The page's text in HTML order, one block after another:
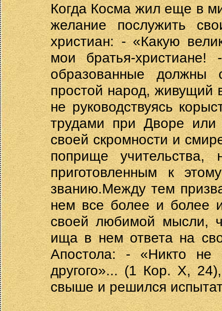
Когда Косма жил еще в
желание послужить
христиан: - «Какую
мои братья-
образованные должны
простой народ, живущий
не руководствуясь
трудами при Дворе
своей скромности и
поприще
приготовленным к
званию.Между тем
нем все более и более
своей любимой мысли,
ища в нем ответа на
Апостола: - «Никто не
другого»... (1 Кор. X,
свыше и решился